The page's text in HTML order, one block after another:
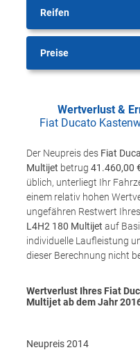
Reifen
Preise
Wertverlust &
Fiat Ducato
Der Neupreis des Fiat
Multijet betrug 41.460,00
üblich, unterliegt Ihr
einem relativ hohen
ungefähren Restwert Ihres
L4H2 180 Multijet auf
individuelle Laufleistung
dieser Berechnung nicht
Wertverlust Ihres Fiat
Multijet ab dem Jahr
Neupreis2014